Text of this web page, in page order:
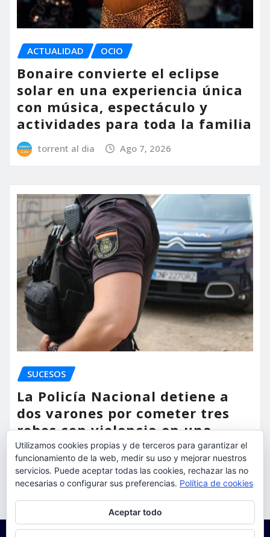
ACTUALIDAD OCIO
Bonaire convierte el eclipse
solar en una experiencia única
con música, espectáculo y
actividades para toda la familia
torrent al dia Ago 7, 2026
SUCESOS
La Policía Nacional detiene a
dos varones por cometer tres
robos con violencia en una
misma mañana
torrent al dia Ago 7, 2026
Utilizamos cookies propias y de terceros para garantizar el
funcionamiento de la web, medir su uso y mejorar nuestros
servicios. Puede aceptar todas las cookies, rechazar las no
necesarias o configurar sus preferencias. Política de cookies
Aceptar todo